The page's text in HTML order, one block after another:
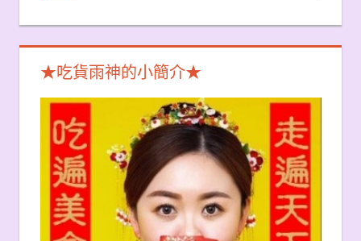
★吃貨雨神的小簡介★